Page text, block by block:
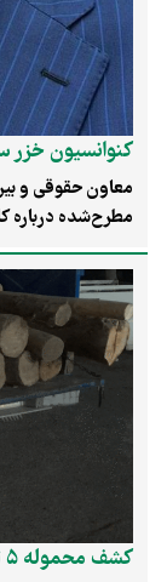
کنوانسیون خزر
معاون حقوقی و
مطرح‌شده درباره
کنوانسیون رژیم
حاکمیتی ایران
موضوعی مجزا است
کشف محموله ۵ تنی چوب قاچاق در آمل